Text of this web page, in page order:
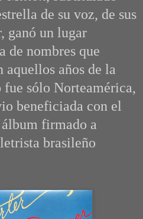
de su voz, de sus
ganó un lugar
de nombres que
años de la
sólo Norteamérica,
beneficiada con el
firmado a
brasileño